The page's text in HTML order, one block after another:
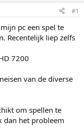
#1
pc een spel te
Recentelijk liep zelfs
7200
van de diverse
om spellen te
dan het probleem